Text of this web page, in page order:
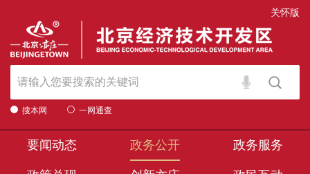
关怀版
搜本网 一网通查
要闻动态 政务公开 政务服务